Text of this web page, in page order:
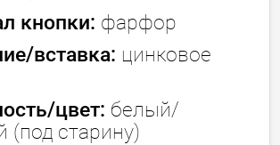
кнопки: фарфор
вставка: цинковое
цвет: белый/
(под старину)